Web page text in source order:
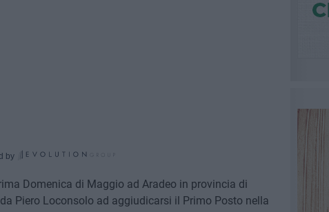
by
Domenica di Maggio ad Aradeo in provincia di
Piero Loconsolo ad aggiudicarsi il Primo Posto nella